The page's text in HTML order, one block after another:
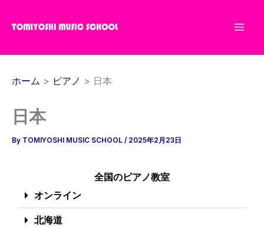
ス
ホーム ピアノ 日本
日本
By TOMIYOSHI MUSIC SCHOOL / 2025年2月23日
全国のピアノ教室
オンライン
北海道